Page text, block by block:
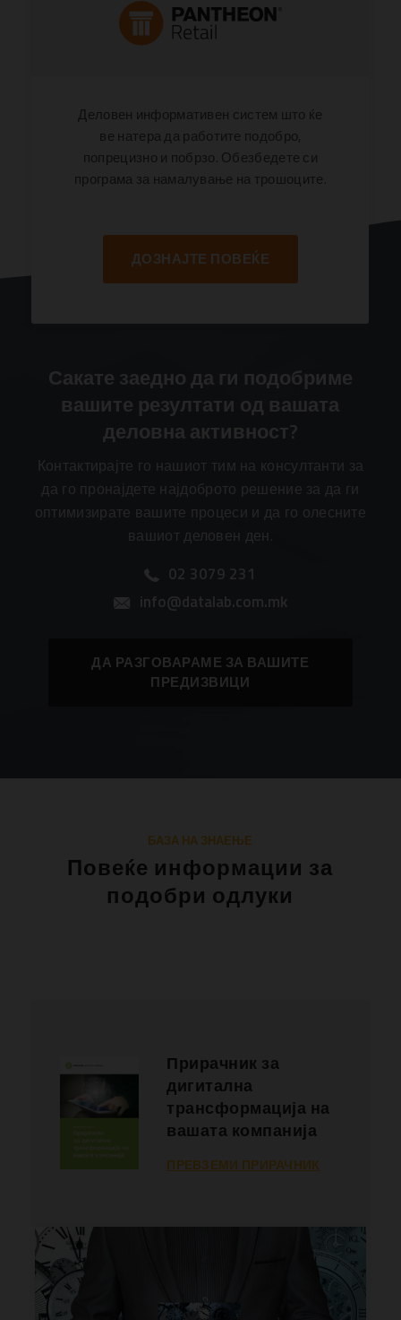
Деловен информативен систем што ќе
ве натера да работите подобро,
попрецизно и побрзо. Обезбедете си
програма за намалување на трошоците.
ДОЗНАЈТЕ ПОВЕЌЕ
Сакате заедно да ги подобриме
вашите резултати од вашата
деловна активност?
Контактирајте го нашиот тим на консултанти за
да го пронајдете најдоброто решение за да ги
оптимизирате вашите процеси и да го олесните
вашиот деловен ден.
02 3079 231
info@datalab.com.mk
ДА РАЗГОВАРАМЕ ЗА ВАШИТЕ
ПРЕДИЗВИЦИ
БАЗА НА ЗНАЕЊЕ
Повеќе информации за
подобри одлуки
Прирачник за
дигитална
трансформација на
вашата компанија
ПРЕВЗЕМИ ПРИРАЧНИК